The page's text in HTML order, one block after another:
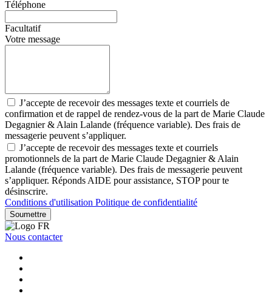
Téléphone
Facultatif
Votre message
J’accepte de recevoir des messages texte et courriels de
confirmation et de rappel de rendez-vous de la part de Marie Claude
Degagnier & Alain Lalande (fréquence variable). Des frais de
messagerie peuvent s’appliquer.
J’accepte de recevoir des messages texte et courriels
promotionnels de la part de Marie Claude Degagnier & Alain
Lalande (fréquence variable). Des frais de messagerie peuvent
s’appliquer. Réponds AIDE pour assistance, STOP pour te
désinscrire.
Conditions d'utilisation Politique de confidentialité
Soumettre
Nous contacter